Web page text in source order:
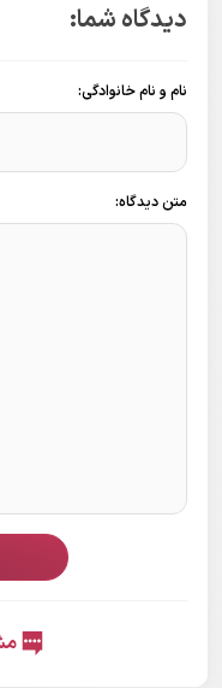
دیدگاه شما:
نام و نام خانوادگی:
متن دیدگاه: